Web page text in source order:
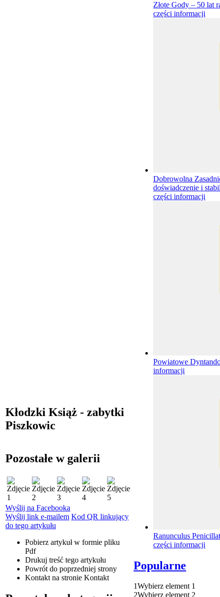
Kłodzki Książ - zabytki
Piszkowic
Pozostałe w galerii
Wyślij na Facebooka
Wyślij link e-mailem Kod QR linkujący
do tego artykułu
Pobierz artykuł w formie pliku
Pdf
Drukuj treść tego artykułu
Powrót do poprzedniej strony
Kontakt na stronie Kontakt
Złote Gody – 50 lat
części informacji
Dobrowolna
doświadczenie i
części informacji
Powiatowe
informacji
Ranunculus
części informacji
Popularne
1Wybierz element 1
2Wybierz element 2